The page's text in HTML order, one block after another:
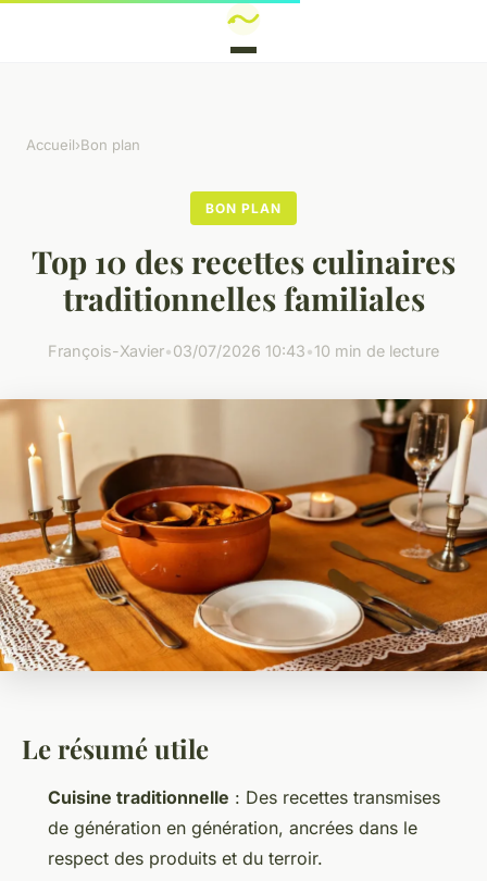
Accueil›Bon plan
BON PLAN
Top 10 des recettes culinaires
traditionnelles familiales
François-Xavier•03/07/2026 10:43•10 min de lecture
Le résumé utile
Cuisine traditionnelle : Des recettes transmises
de génération en génération, ancrées dans le
respect des produits et du terroir.